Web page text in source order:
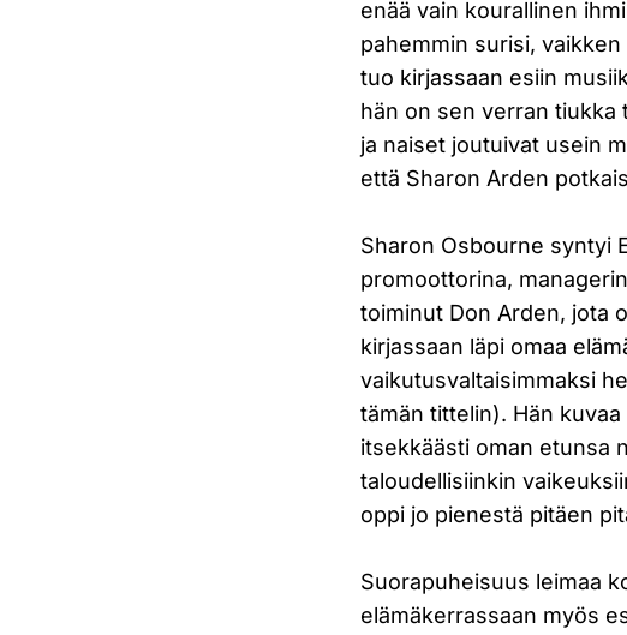
enää vain kourallinen
pahemmin surisi,
tuo kirjassaan esiin
hän on sen verran tiukka
ja naiset joutuivat usein
että Sharon Arden
Sharon Osbourne syntyi
promoottorina,
toiminut Don Arden, jota
kirjassaan läpi omaa
vaikutusvaltaisimmaksi
tämän tittelin). Hän
itsekkäästi oman etunsa
taloudellisiinkin
oppi jo pienestä pitäen
Suorapuheisuus leimaa
elämäkerrassaan myös